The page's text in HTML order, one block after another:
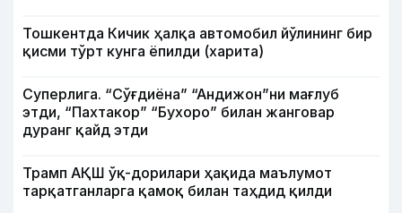
Тошкентда Кичик ҳалқа автомобил йўлининг бир
қисми тўрт кунга ёпилди (харита)
Суперлига. “Сўғдиёна” “Андижон”ни мағлуб
этди, “Пахтакор” “Бухоро” билан жанговар
дуранг қайд этди
Трамп АҚШ ўқ-дорилари ҳақида маълумот
тарқатганларга қамоқ билан таҳдид қилди